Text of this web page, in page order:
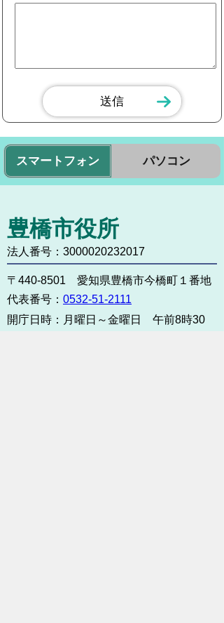
スマートフォン パソコン
豊橋市役所
法人番号：3000020232017
〒440-8501 愛知県豊橋市今橋町１番地
代表番号： 0532-51-2111
開庁日時： 月曜日～金曜日 午前8時30